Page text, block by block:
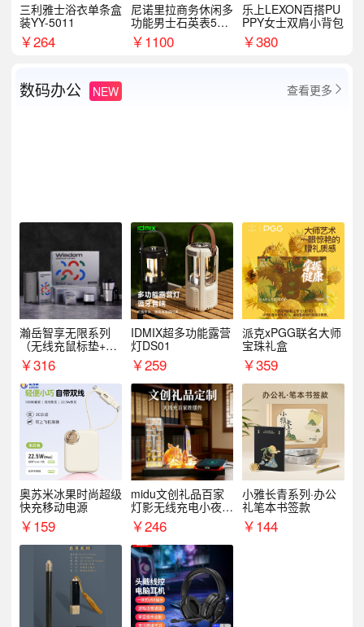
三利雅士浴衣单条盒
装YY-5011
￥264
尼诺里拉商务休闲多
功能男士石英表510
05
￥1100
乐上LEXON百搭PU
PPY女士双肩小背包
￥380
数码办公 NEW 查看更多 
瀚岳智享无限系列
（无线充鼠标垫+飞
利浦音响+乐扣咖啡
杯）
￥316
IDMIX超多功能露营
灯DS01
￥259
派克xPGG联名大师
宝珠礼盒
￥359
奥苏米冰果时尚超级
快充移动电源
￥159
midu文创礼品百家
灯影无线充电小夜灯
纪念礼品定制
￥246
小雅长青系列·办公
礼笔本书签款
￥144